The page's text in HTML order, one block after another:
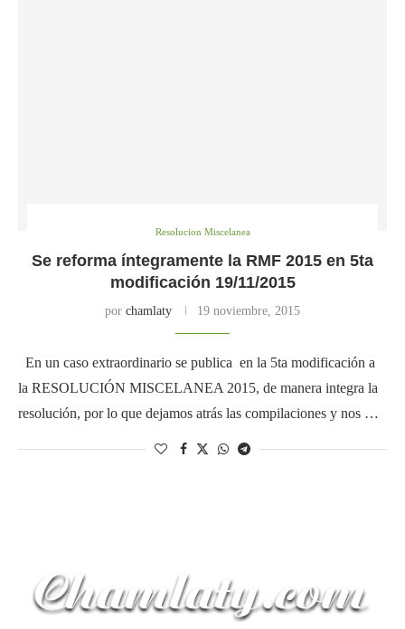
Resolucion Miscelanea
Se reforma íntegramente la RMF 2015 en 5ta
modificación 19/11/2015
por chamlaty 19 noviembre, 2015
En un caso extraordinario se publica en la 5ta modificación a
la RESOLUCIÓN MISCELANEA 2015, de manera integra la
resolución, por lo que dejamos atrás las compilaciones y nos …